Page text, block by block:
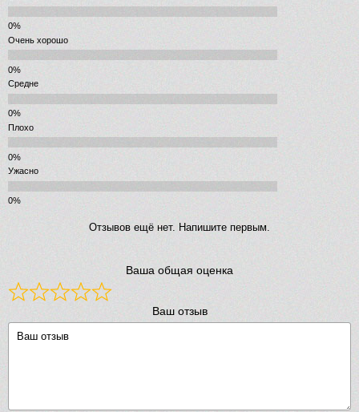
Очень хорошо
Средне
Плохо
Ужасно
Отзывов ещё нет. Напишите первым.
Ваша общая оценка
Ваш отзыв